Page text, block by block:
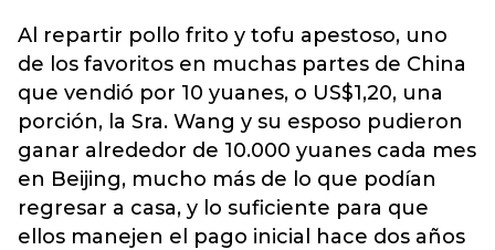
Al repartir pollo frito y tofu apestoso, uno
de los favoritos en muchas partes de China
que vendió por 10 yuanes, o US$1,20, una
porción, la Sra. Wang y su esposo pudieron
ganar alrededor de 10.000 yuanes cada mes
en Beijing, mucho más de lo que podían
regresar a casa, y lo suficiente para que
ellos manejen el pago inicial hace dos años